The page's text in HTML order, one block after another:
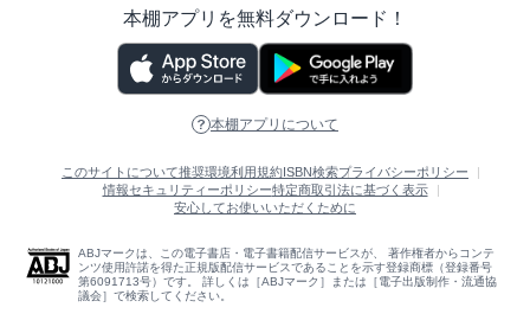
本棚アプリを無料ダウンロード！
本棚アプリについて
このサイトについて推奨環境利用規約 ISBN検索プライバシーポリシー
情報セキュリティーポリシー特定商取引法に基づく表示
安心してお使いいただくために
ABJマークは、この電子書店・電子書籍配信サービスが、 著作権者からコンテ
ンツ使用許諾を得た正規版配信サービスであることを示す登録商標（登録番号
第6091713号）です。 詳しくは［ABJマーク］または［電子出版制作・流通協
議会］で検索してください。